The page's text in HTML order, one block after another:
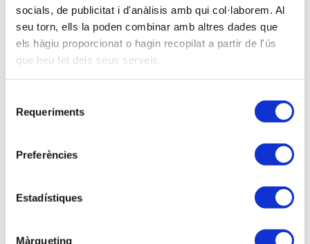
socials, de publicitat i d'anàlisis amb qui col·laborem. Al
seu torn, ells la poden combinar amb altres dades que
els hàgiu proporcionat o hagin recopilat a partir de l'ús
que heu fet dels seus serveis.
Requeriments
Preferències
Estadístiques
Màrqueting
PROGRAMA
1.Modalitat de determinació dels pagaments
fraccionats al 2021 en cas d’exercici de l’opció
3.La compensació de bases imposables negatives.
6.Tractament dels “
creditor.
Tipus de gravamen. Especial referència a